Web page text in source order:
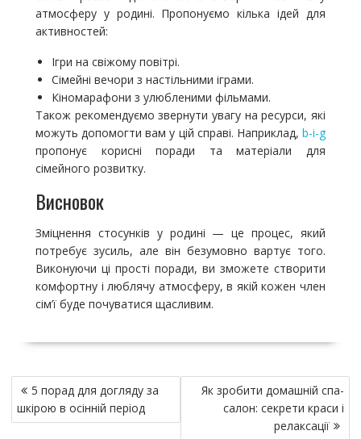
атмосферу у родині. Пропонуємо кілька ідей для
активностей:
Ігри на свіжому повітрі.
Сімейні вечори з настільними іграми.
Кіномарафони з улюбленими фільмами.
Також рекомендуємо звернути увагу на ресурси, які
можуть допомогти вам у цій справі. Наприклад,b-i-g
пропонує корисні поради та матеріали для
сімейного розвитку.
Висновок
Зміцнення стосунків у родині — це процес, який
потребує зусиль, але він безумовно вартує того.
Виконуючи ці прості поради, ви зможете створити
комфортну і люблячу атмосферу, в якій кожен член
сім’ї буде почуватися щасливим.
Н
а
в
5 порад для догляду за
шкірою в осінній період
Як зробити домашній спа-
салон: секрети краси і
релаксації